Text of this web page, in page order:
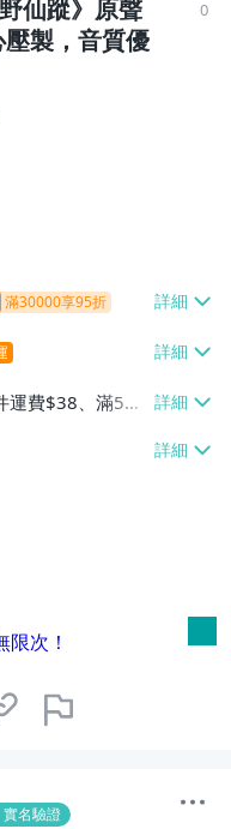
仙蹤》原聲
製，音質優
0
滿30000享95折
運費$38、滿5件
7-ELEVEN取貨
取貨付款【單件
免運
$120、滿5件
次！
實名驗證